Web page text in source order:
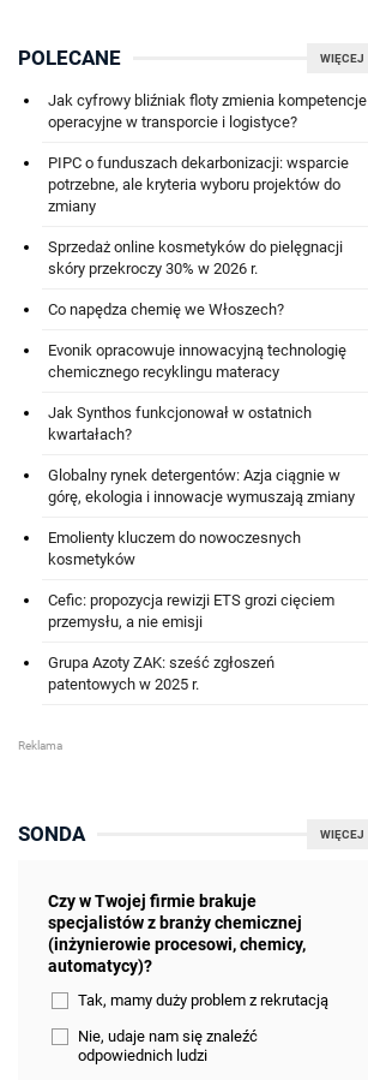
WIĘCEJ
POLECANE
Jak cyfrowy bliźniak floty zmienia kompetencje
operacyjne w transporcie i logistyce?
PIPC o funduszach dekarbonizacji: wsparcie
potrzebne, ale kryteria wyboru projektów do
zmiany
Sprzedaż online kosmetyków do pielęgnacji
skóry przekroczy 30% w 2026 r.
Co napędza chemię we Włoszech?
Evonik opracowuje innowacyjną technologię
chemicznego recyklingu materacy
Jak Synthos funkcjonował w ostatnich
kwartałach?
Globalny rynek detergentów: Azja ciągnie w
górę, ekologia i innowacje wymuszają zmiany
Emolienty kluczem do nowoczesnych
kosmetyków
Cefic: propozycja rewizji ETS grozi cięciem
przemysłu, a nie emisji
Grupa Azoty ZAK: sześć zgłoszeń
patentowych w 2025 r.
WIĘCEJ
SONDA
Czy w Twojej firmie brakuje
specjalistów z branży chemicznej
(inżynierowie procesowi, chemicy,
automatycy)?
Tak, mamy duży problem z rekrutacją
Nie, udaje nam się znaleźć
odpowiednich ludzi